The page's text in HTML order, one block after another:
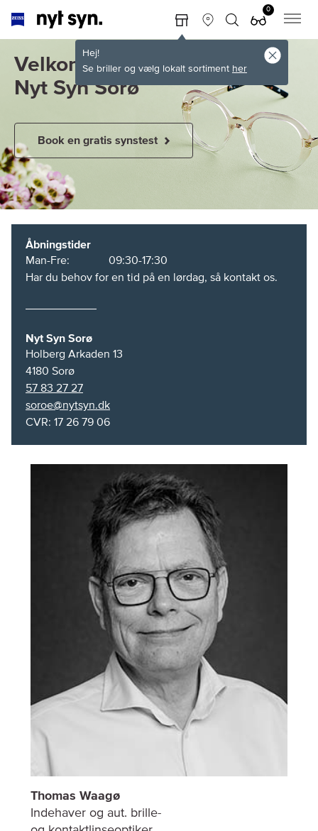
Hej!
Se briller og vælg lokalt sortiment her
0
Velkommen til
Nyt Syn Sorø
Book en gratis synstest
Åbningstider
Man-Fre:
09:30-17:30
Har du behov for en tid på en lørdag, så kontakt os.
Nyt Syn Sorø
Holberg Arkaden 13
4180 Sorø
57 83 27 27
soroe@nytsyn.dk
CVR: 17 26 79 06
Thomas Waagø
Indehaver og aut. brille-